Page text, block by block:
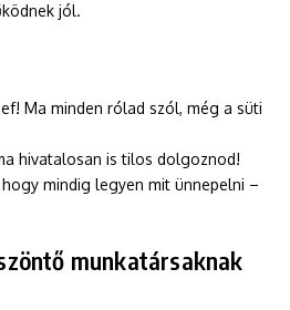
jól.
Ma minden rólad szól, még a süti
hivatalosan is tilos dolgoznod!
mindig legyen mit ünnepelni –
munkatársaknak